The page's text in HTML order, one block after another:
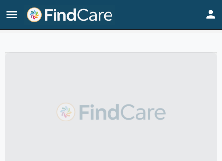
Home Listings 朗真堂